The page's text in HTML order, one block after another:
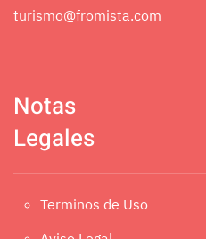
turismo@fromista.com
Notas
Legales
Terminos de Uso